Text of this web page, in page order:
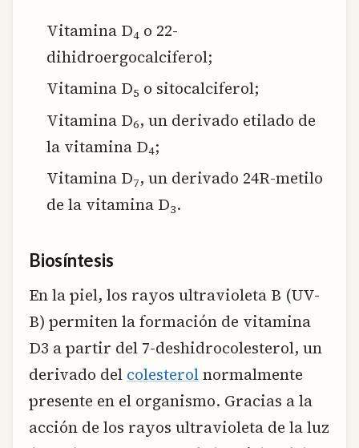
Vitamina D4 o 22-
dihidroergocalciferol;
Vitamina D5 o sitocalciferol;
Vitamina D6, un derivado etilado de
la vitamina D4;
Vitamina D7, un derivado 24R-metilo
de la vitamina D3.
Biosíntesis
En la piel, los rayos ultravioleta B (UV-
B) permiten la formación de vitamina
D3 a partir del 7-deshidrocolesterol, un
derivado del colesterolnormalmente
presente en el organismo. Gracias a la
acción de los rayos ultravioleta de la luz